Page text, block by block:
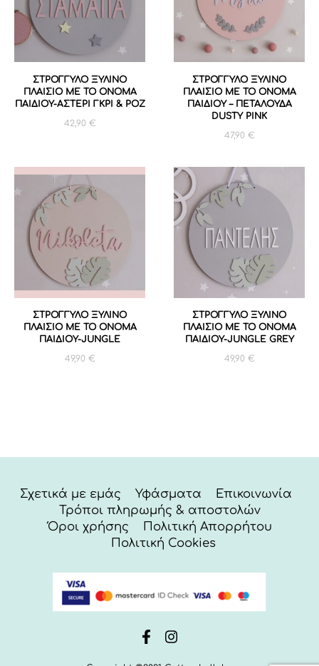
ΣΤΡΟΓΓΥΛΟ ΞΥΛΙΝΟ
ΠΛΑΙΣΙΟ ΜΕ ΤΟ ΟΝΟΜΑ
ΠΑΙΔΙΟΥ-ΑΣΤΕΡΙ ΓΚΡΙ & ΡΟΖ
42,90 €
ΣΤΡΟΓΓΥΛΟ ΞΥΛΙΝΟ
ΠΛΑΙΣΙΟ ΜΕ ΤΟ ΟΝΟΜΑ
ΠΑΙΔΙΟΥ – ΠΕΤΑΛΟΥΔΑ
DUSTY PINK
47,90 €
ΣΤΡΟΓΓΥΛΟ ΞΥΛΙΝΟ
ΠΛΑΙΣΙΟ ΜΕ ΤΟ ΟΝΟΜΑ
ΠΑΙΔΙΟΥ-JUNGLE
49,90 €
ΣΤΡΟΓΓΥΛΟ ΞΥΛΙΝΟ
ΠΛΑΙΣΙΟ ΜΕ ΤΟ ΟΝΟΜΑ
ΠΑΙΔΙΟΥ-JUNGLE GREY
49,90 €
Σχετικά με εμάς Υφάσματα
Επικοινωνία
Τρόποι πληρωμής & αποστολών
Όροι χρήσης
Πολιτική Απορρήτου
Πολιτική Cookies